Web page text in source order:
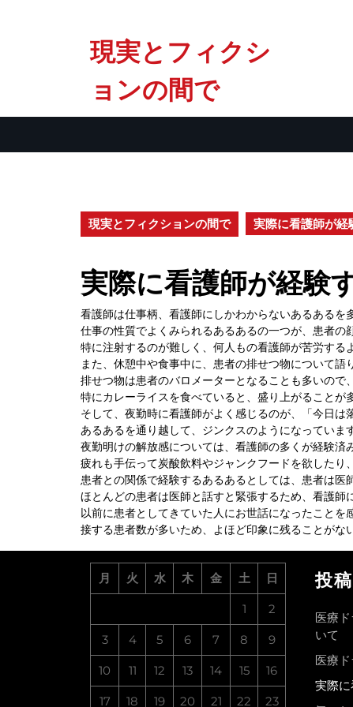
現実とフィクシ
ョンの間で
現実とフィクションの間で 実際に看護師が経
実際に看護師が経験
看護師は仕事柄、看護師にしかわからないあるあるを
仕事の性質でよくみられるあるあるの一つが、患者の
特に注射するのが難しく、何人もの看護師が苦労する
また、休憩中や食事中に、患者の排せつ物について語
排せつ物は患者のバロメーターとなることも多いので
特にカレーライスを食べていると、盛り上がることが
そして、夜勤時に看護師がよく感じるのが、「今日は
あるあるを通り越して、ジンクスのようになっています
夜勤明けの解放感については、看護師の多くが経験済
疲れも手伝って炭酸飲料やジャンクフードを欲したり
患者との関係で経験するあるあるとしては、患者は医
ほとんどの患者は医師と話すと緊張するため、看護師
以前に患者としてきていた人にお世話になったことを
接する患者数が多いため、よほど印象に残ることがな
月 火 水 木 金 土 日
1 2
3 4 5 6 7 8 9
10 11 12 13 14 15 16
17 18 19 20 21 22 23
投
医療
いて
医療
実際